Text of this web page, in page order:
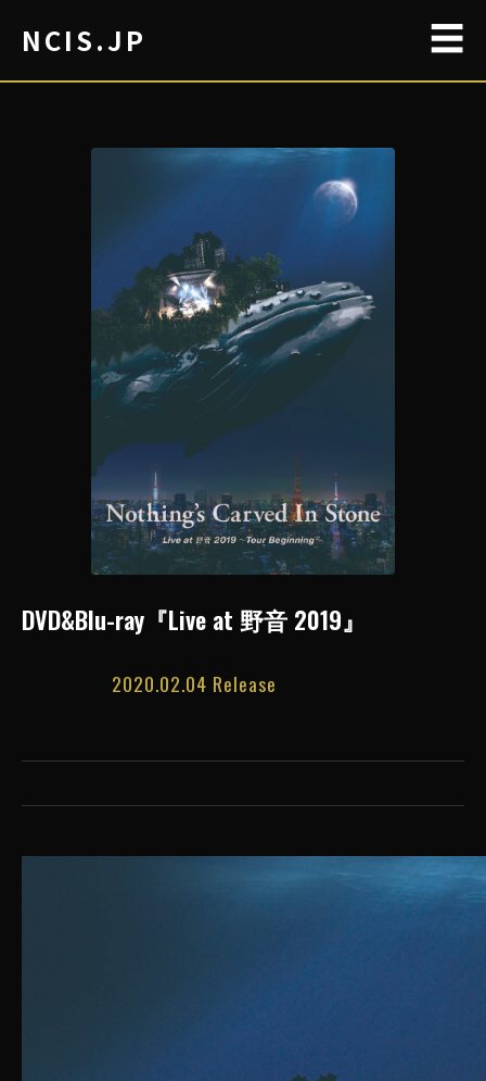
NCIS.JP ☰
DVD&Blu-ray『Live at 野音 2019』
2020.02.04 Release